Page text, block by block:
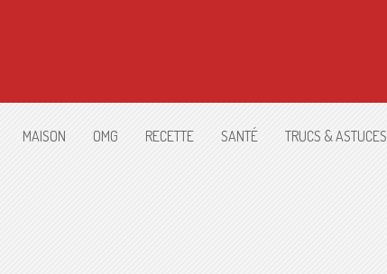
MAISON OMG RECETTE SANTÉ TRUCS & ASTUCES